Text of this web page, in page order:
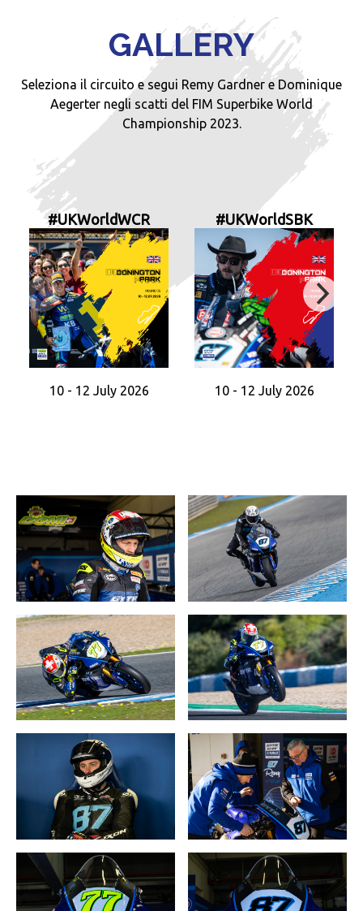
GALLERY
Seleziona il circuito e segui Remy Gardner e Dominique
Aegerter negli scatti del FIM Superbike World
Championship 2023.
#UKWorldWCR
10 - 12 July 2026
#UKWorldSBK
10 - 12 July 2026